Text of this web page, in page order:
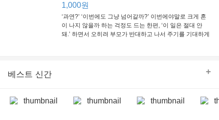
1,000원
‘과연?’ ‘이번에도 그냥 넘어갈까?’ 이번에야말로 크게 혼
이 나지 않을까 하는 걱정도 드는 한편, ‘이 일은 절대 안
돼.’ 하면서 오히려 부모가 반대하고 나서 주기를 기대하게
베스트 신간 +